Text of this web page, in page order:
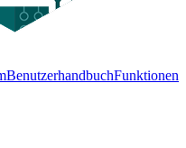
BenutzerhandbuchFunktionen